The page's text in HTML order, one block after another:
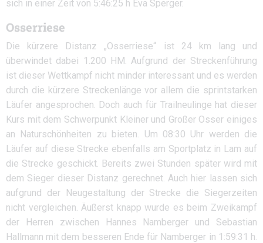
sich in einer Zeit von 5:46:25 h Eva Sperger.
Osserriese
Die kürzere Distanz „Osserriese“ ist 24 km lang und
überwindet dabei 1.200 HM. Aufgrund der Streckenführung
ist dieser Wettkampf nicht minder interessant und es werden
durch die kürzere Streckenlänge vor allem die sprintstarken
Läufer angesprochen. Doch auch für Trailneulinge hat dieser
Kurs mit dem Schwerpunkt Kleiner und Großer Osser einiges
an Naturschönheiten zu bieten. Um 08:30 Uhr werden die
Läufer auf diese Strecke ebenfalls am Sportplatz in Lam auf
die Strecke geschickt. Bereits zwei Stunden später wird mit
dem Sieger dieser Distanz gerechnet. Auch hier lassen sich
aufgrund der Neugestaltung der Strecke die Siegerzeiten
nicht vergleichen. Äußerst knapp wurde es beim Zweikampf
der Herren zwischen Hannes Namberger und Sebastian
Hallmann mit dem besseren Ende für Namberger in 1:59:31 h.